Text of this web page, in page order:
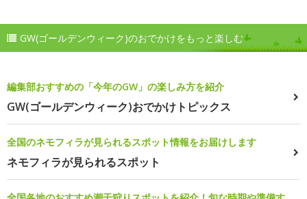
GW(ゴールデンウィーク)のおでかけをもっと楽しむ
編集部おすすめの「今年のGW」の楽しみ方を紹介
GW(ゴールデンウィーク)おでかけトピックス
全国のネモフィラが見られるスポット情報をお届けします
ネモフィラが見られるスポット